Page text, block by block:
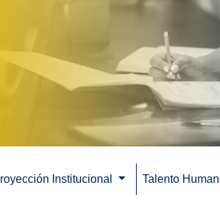
Institucional Talento